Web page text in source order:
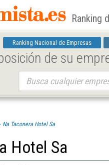
Ranking
Ranking Nacional de Empresas
de su
Na Taconera Hotel Sa
Hotel Sa